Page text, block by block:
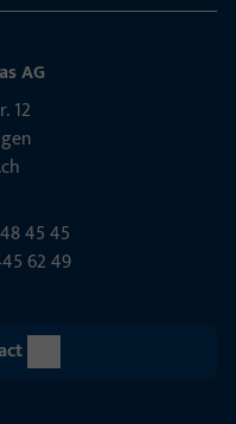
AG
12
45 45
62 49